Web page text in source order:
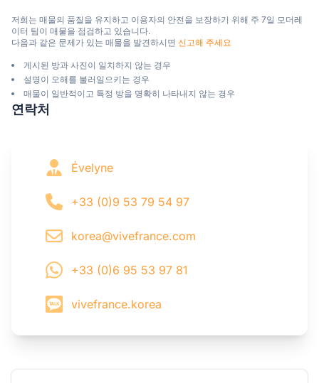
저희는 매물의 품질을 유지하고 이용자의 안전을 보장하기 위해 주 7일 모더레
이터 팀이 매물을 점검하고 있습니다.
다음과 같은 문제가 있는 매물을 발견하시면 신고해 주세요
게시된 방과 사진이 일치하지 않는 경우
설명이 오해를 불러일으키는 경우
매물이 일반적이고 특정 방을 명확히 나타내지 않는 경우
연락처
Évelyne
+33 (0)9 53 79 54 97
korea@vivefrance.com
+33 (0)6 95 53 97 81
vivefrance.korea